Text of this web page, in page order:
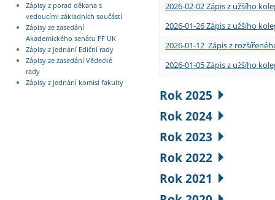
Zápisy z porad děkana s
vedoucími základních součástí
Zápisy ze zasedání
Akademického senátu FF UK
Zápisy z jednání Ediční rady
Zápisy ze zasedání Vědecké
rady
Zápisy z jednání komisí fakulty
2026-02-02 Zápis z užšího
2026-01-26 Zápis z užšího
2026-01-12 Zápis z
2026-01-05 Zápis z užšího
Rok 2025
Rok 2024
Rok 2023
Rok 2022
Rok 2021